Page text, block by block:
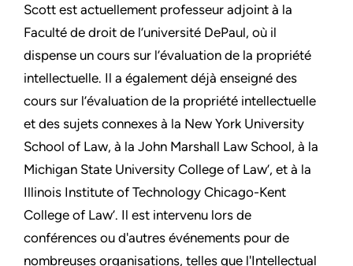
Scott est actuellement professeur adjoint à la
Faculté de droit de l’université DePaul, où il
dispense un cours sur l’évaluation de la propriété
intellectuelle. Il a également déjà enseigné des
cours sur l’évaluation de la propriété intellectuelle
et des sujets connexes à la New York University
School of Law, à la John Marshall Law School, à la
Michigan State University College of Law’, et à la
Illinois Institute of Technology Chicago-Kent
College of Law’. Il est intervenu lors de
conférences ou d'autres événements pour de
nombreuses organisations, telles que l'Intellectual